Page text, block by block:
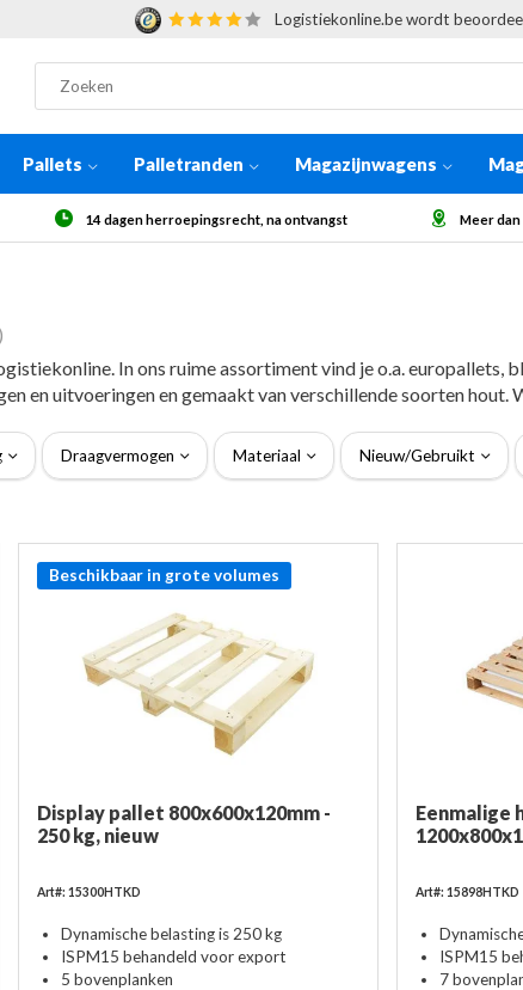
Logistiekonline.be wordt
Pallets Palletranden Magazijnwagens
Meer dan 10 actieve webshops in Europa Afhaling
In ons ruime assortiment vind je o.a.
en uitvoeringen en gemaakt van verschillende soorten hout.
Draagvermogen Materiaal Nieuw/Gebruikt
Beschikbaar in grote volumes
Display pallet 800x600x120mm -
250 kg, nieuw
Art#: 15300HTKD
Dynamische belasting is 250 kg
ISPM15 behandeld voor export
5 bovenplanken
Eenmalige
Art#: 15898HTKD
ISPM15
7